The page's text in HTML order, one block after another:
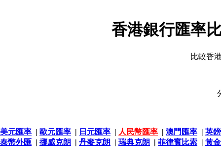
香港銀行匯率
比較香
美元匯率 | 歐元匯率 | 日元匯率 | 人民幣匯率 | 澳門匯率 | 英
泰幣外匯 | 挪威克朗 | 丹麥克朗 | 瑞典克朗 | 菲律賓比索 | 黃